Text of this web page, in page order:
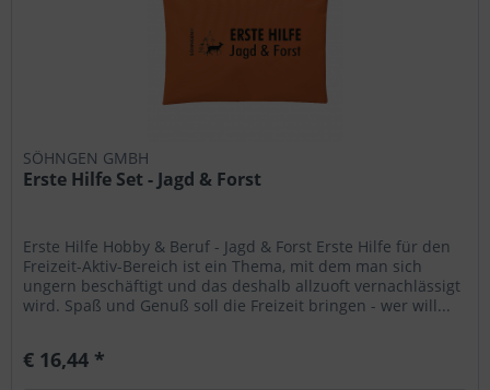
SÖHNGEN GMBH
Erste Hilfe Set - Jagd & Forst
Erste Hilfe Hobby & Beruf - Jagd & Forst Erste Hilfe für den
Freizeit-Aktiv-Bereich ist ein Thema, mit dem man sich
ungern beschäftigt und das deshalb allzuoft vernachlässigt
wird. Spaß und Genuß soll die Freizeit bringen - wer will...
€ 16,44 *